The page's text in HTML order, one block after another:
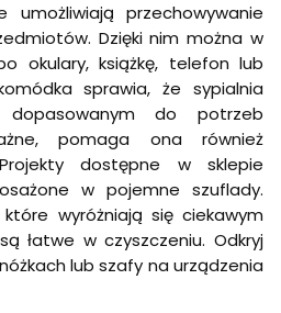
umożliwiają przechowywanie
Dzięki nim można w
okulary, książkę, telefon lub
sprawia, że sypialnia
do potrzeb
pomaga ona również
dostępne w sklepie
w pojemne szuflady.
wyróżniają się ciekawym
łatwe w czyszczeniu. Odkryj
lub szafy na urządzenia